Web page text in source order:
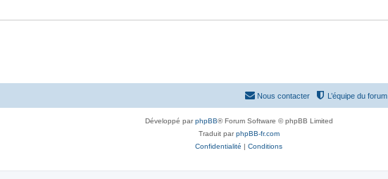
s
L’équipe du forum
Nous contacter
Développé parphpBB® Forum Software © phpBB Limited
Traduit parphpBB-fr.com
Confidentialité | Conditions